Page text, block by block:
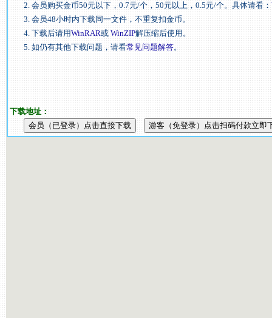
2. 会员购买金币50元以下，0.7元/个，50元以上，0.5元/个。具体请看：
3. 会员48小时内下载同一文件，不重复扣金币。
4. 下载后请用WinRAR或WinZIP解压缩后使用。
5. 如仍有其他下载问题，请看常见问题解答。
下载地址：